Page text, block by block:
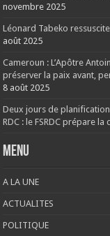
novembre 2025
Léonard Tabeko
août 2025
Cameroun : L’Apôtre
préserver la paix avant,
8 août 2025
Deux jours de
RDC : le FSRDC prépare
Menu
A LA UNE
ACTUALITES
POLITIQUE